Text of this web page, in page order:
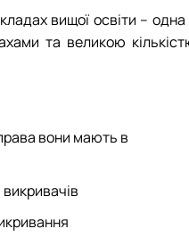
вищої освіти – одна
та великою
права вони мають в
викривачів